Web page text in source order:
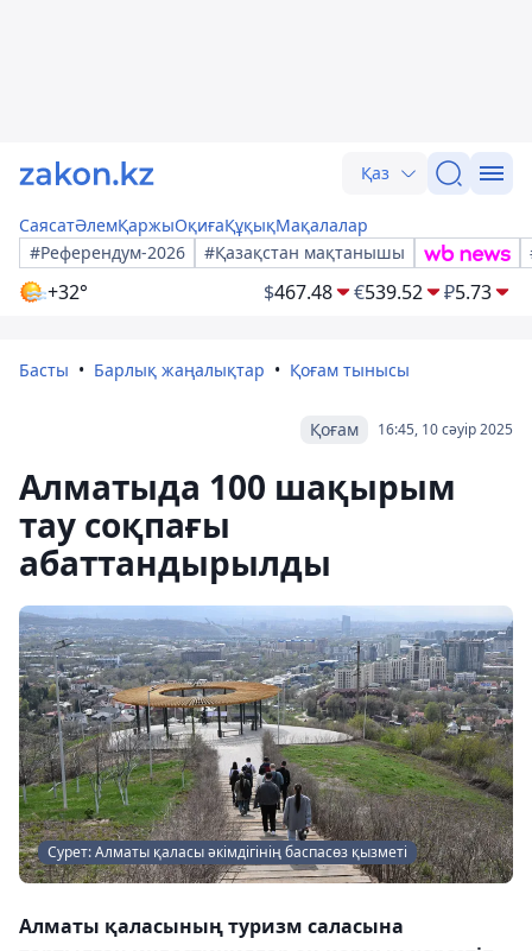
Қаз
СаясатӘлемҚаржыОқиғаҚұқықМақалалар
#Референдум-2026
#Қазақстан мақтанышы
+32° $467.48 €539.52 ₽5.73
Басты Барлық жаңалықтар Қоғам тынысы
16:45, 10 сәуір 2025
Қоғам
Алматыда 100 шақырым
тау соқпағы
абаттандырылды
Сурет: Алматы қаласы әкімдігінің баспасөз қызметі
Алматы қаласының туризм саласына